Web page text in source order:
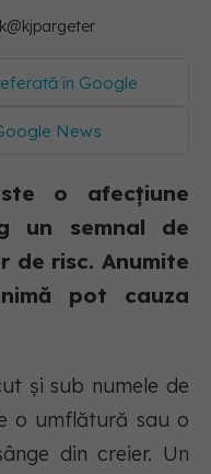
în Google
News
o afecțiune
un semnal de
de risc. Anumite
pot cauza
și sub numele de
o umflătură sau o
din creier. Un